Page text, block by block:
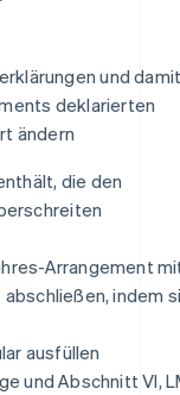
und
deklarierten
ändern
die den
Arrangement
indem
ausfüllen
und Abschnitt VI,